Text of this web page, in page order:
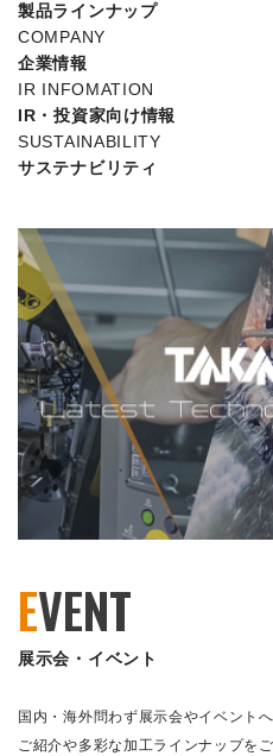
製品ラインナップ
COMPANY
企業情報
IR INFOMATION
IR・投資家向け情報
SUSTAINABILITY
サステナビリティ
EVENT
展示会・イベント
国内・海外問わず展示会やイベント
ご紹介や多彩な加工ラインナップを